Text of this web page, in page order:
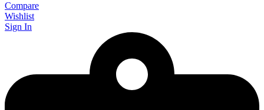
Compare
Wishlist
Sign In